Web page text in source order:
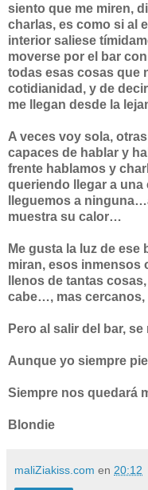
siento que me miren,
charlas, es como si al
interior saliese
moverse por el bar
todas esas cosas que
cotidianidad, y de
me llegan desde la
A veces voy sola,
capaces de hablar y
frente hablamos y
queriendo llegar a
lleguemos a
muestra su calor…
Me gusta la luz de ese
miran, esos inmensos
llenos de tantas
cabe…, mas
Pero al salir del bar,
Aunque yo siempre
Siempre nos quedará
Blondie
maliZiakiss.com en 20:12